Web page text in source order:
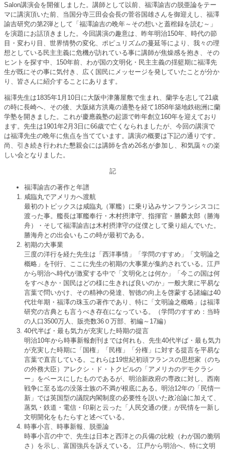
Salon講演会を開催しました。講師として以前、福澤諭吉の脱亜論をテー
マに講演頂いた前、当国分寺三田会会長の菅谷国雄さんを御迎えし、福澤
諭吉研究の第2弾として「福澤諭吉の晩年～その想いと蓋棺録を読む～」
を演題にお話頂きました。今回講演の趣意は、昨年明治150年、時代の節
目・変わり目、世界情勢の変化、ポピュリズムの蔓延等により、我々の理
想としている民主主義に危機が訪れている事に講師が焦燥感を抱き、その
ヒントを探す中、150年前、わが国の文明化・民主主義の揺籃期に福澤先
生が既にその事に気付き、広く国民にメッセージを発していたことが分か
り、皆さんに紹介することにあります。
福澤先生は1835年1月10日に大阪中津藩屋敷で生まれ、蘭学を志して21歳
の時に長崎へ、その後、大阪緒方洪庵の適塾を経て1858年築地鉄砲洲に蘭
学塾を開きました。これが慶應義塾の起源で昨年創立160年を迎えており
ます。先生は1901年2月3日に66歳で亡くなられましたが、今回の講演で
は福澤先生の晩年に焦点を当てています。講演の概要は下記の通りです。
尚、引き続き行われた懇親会には講師を含め26名が参加し、和気藹々の楽
しい会となりました。
記
福澤諭吉の著作と年譜
咸臨丸でアメリカへ渡航
最初のトピックスは咸臨丸（軍艦）に乗り込みサンフランシスコに
渡った事。艦長は軍艦奉行・木村摂津守、指揮官・勝麟太郎（勝海
舟）・そして福澤諭吉は木村摂津守の従僕として乗り組んでいた。
勝海舟との出会いもこの時が最初である。
初期の大事業
三度の洋行を経た先生は「西洋事情」「学問のすすめ」「文明論之
概略」を刊行、ここに先生の初期の大事業が集約されている。江戸
から明治へ時代が激変する中で「文明化とは何か」「今この国は何
をすべきか・国民はどの様に生きれば良いのか」一般大衆に平易な
言葉で問いかけ、その精神の発達、智徳の向上を啓蒙する諸編は40
代壮年期・福澤の珠玉の著作であり、特に「文明論之概略」は福澤
研究の古典とも言うべき存在になっている。（学問のすすめ：当時
の人口3500万人、販売数36０万部、初編～17編）
40代半ば・最も気力が充実した時期の提言
明治10年から時事新報創刊までは何れも、先生40代半ば・最も気力
が充実した時期に「国権」「民権」「分権」に対する提言を平易な
言葉で直言している。これらは19世紀初頭フランスの思想家（のち
の外務大臣）アレクシ・ド・トクビルの「アメリカのデモクラシ
ー」をベースにしたものであるが、明治新政府の専政に対し、西南
戦争に至る迄の没落士族の不満が根底にある。明治12年の「民情一
新」では英国型の議院内閣制度の必要性を説いた政冶論に加えて、
蒸気・鉄道・電信・印刷と云った「人民交通の便」が民情を一新し
文明開化をもたらすと述べている。
時事小言、時事新報、脱亜論
時事小言の中で、先生は日本と西洋との兵備の比較（わが国の脆弱
さ）を示し、富国強兵を訴えている。 江戸から明治へ、特に文明